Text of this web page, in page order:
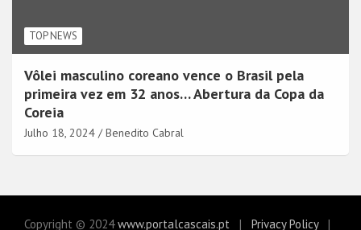
TOP NEWS
Vôlei masculino coreano vence o Brasil pela
primeira vez em 32 anos… Abertura da Copa da
Coreia
Julho 18, 2024 Benedito Cabral
Copyright © 2024www.portalcascais.pt
Privacy Policy